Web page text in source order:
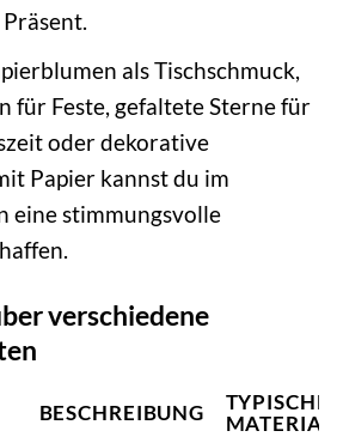
als Tischschmuck,
für Feste, gefaltete Sterne für
oder dekorative
Papier kannst du im
eine stimmungsvolle
verschiedene
BESCHREIBUNG
TYPISCHE